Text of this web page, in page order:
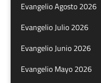
Evangelio Agosto 2026
Evangelio Julio 2026
Evangelio Junio 2026
Evangelio Mayo 2026